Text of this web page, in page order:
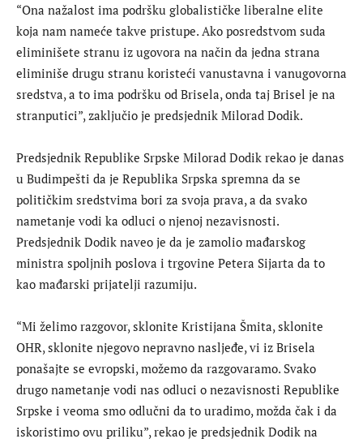
“Ona nažalost ima podršku globalističke liberalne elite
koja nam nameće takve pristupe. Ako posredstvom suda
eliminišete stranu iz ugovora na način da jedna strana
eliminiše drugu stranu koristeći vanustavna i vanugovorna
sredstva, a to ima podršku od Brisela, onda taj Brisel je na
stranputici”, zaključio je predsjednik Milorad Dodik.
Predsjednik Republike Srpske Milorad Dodik rekao je danas
u Budimpešti da je Republika Srpska spremna da se
političkim sredstvima bori za svoja prava, a da svako
nametanje vodi ka odluci o njenoj nezavisnosti.
Predsjednik Dodik naveo je da je zamolio mađarskog
ministra spoljnih poslova i trgovine Petera Sijarta da to
kao mađarski prijatelji razumiju.
“Mi želimo razgovor, sklonite Kristijana Šmita, sklonite
OHR, sklonite njegovo nepravno nasljeđe, vi iz Brisela
ponašajte se evropski, možemo da razgovaramo. Svako
drugo nametanje vodi nas odluci o nezavisnosti Republike
Srpske i veoma smo odlučni da to uradimo, možda čak i da
iskoristimo ovu priliku”, rekao je predsjednik Dodik na